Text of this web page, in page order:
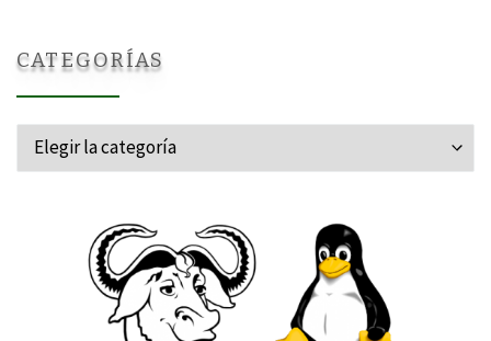
CATEGORÍAS
Categorías